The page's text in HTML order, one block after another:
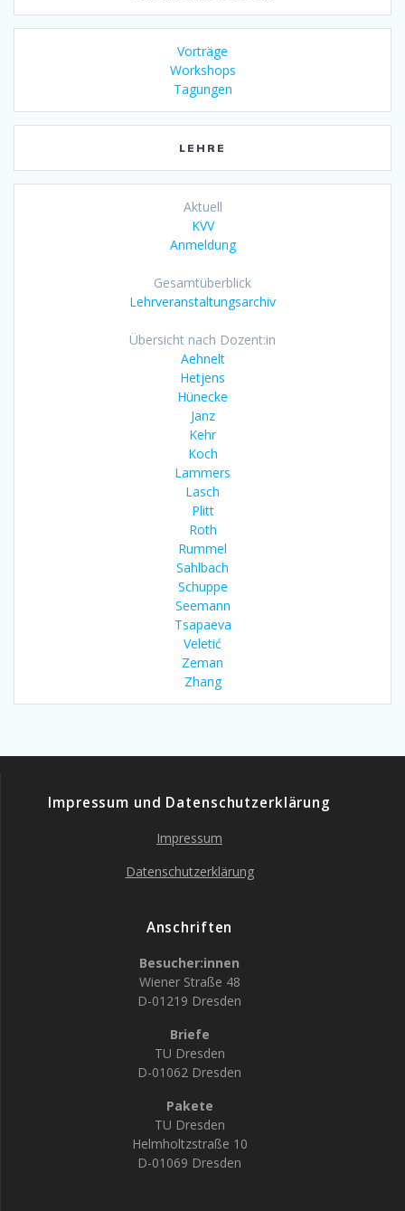
Vorträge
Workshops
Tagungen
LEHRE
Aktuell
KVV
Anmeldung
Gesamtüberblick
Lehrveranstaltungsarchiv
Übersicht nach Dozent:in
Aehnelt
Hetjens
Hünecke
Janz
Kehr
Koch
Lammers
Lasch
Plitt
Roth
Rummel
Sahlbach
Schuppe
Seemann
Tsapaeva
Veletić
Zeman
Zhang
Impressum und Datenschutzerklärung
Impressum
Datenschutzerklärung
Anschriften
Besucher:innen
Wiener Straße 48
D-01219 Dresden
Briefe
TU Dresden
D-01062 Dresden
Pakete
TU Dresden
Helmholtzstraße 10
D-01069 Dresden